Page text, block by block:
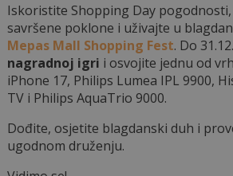
Iskoristite Shopping Day
savršene poklone i uživajte u
Mepas Mall Shopping Fest. Do
nagradnoj igri i osvojite jednu od
iPhone 17, Philips Lumea IPL 9900,
TV i Philips AquaTrio 9000.
Dođite, osjetite blagdanski duh i
ugodnom druženju.